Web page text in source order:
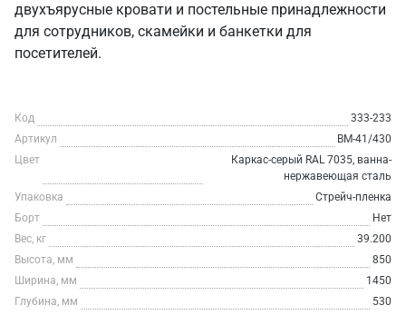
двухъярусные кровати и постельные принадлежности
для сотрудников, скамейки и банкетки для
посетителей.
Код
333-233
Артикул
ВМ-41/430
Цвет
Каркас-серый RAL 7035, ванна-
нержавеющая сталь
Упаковка
Стрейч-пленка
Борт
Нет
Вес, кг
39.200
Высота, мм
850
Ширина, мм
1450
Глубина, мм
530